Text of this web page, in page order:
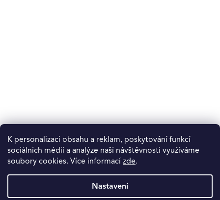
K personalizaci obsahu a reklam, poskytování funkcí
sociálních médií a analýze naší návštěvnosti využíváme
soubory cookies. Více informací zde.
Nastavení